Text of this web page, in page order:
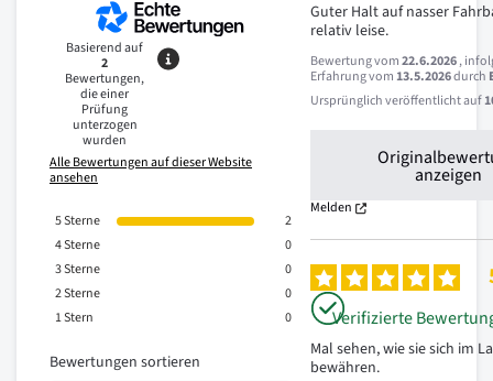
Basierend auf
2
Bewertungen,
die einer
Prüfung
unterzogen
wurden
Alle Bewertungen auf dieser Website
ansehen
5Sterne
2
4Sterne
0
3Sterne
0
2Sterne
0
1Stern 0
Bewertungen sortieren
Guter Halt auf nasser
relativ leise.
Bewertung vom22.6.2026,
Erfahrung vom13.5.2026durch
Ursprünglich veröffentlicht auf
anzeigen
Melden
Verifizierte
Mal sehen, wie sie sich im
bewähren.